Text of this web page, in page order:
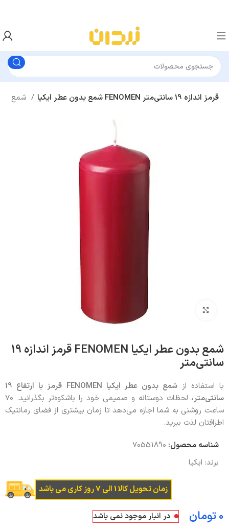
شمع شمع بدون عطر ایکیا FENOMEN قرمز اندازه 19 سانتی‌متر
شمع بدون عطر ایکیا FENOMEN قرمز اندازه 19
سانتی‌متر
با استفاده از شمع بدون عطر ایکیا FENOMEN قرمز با ارتفاع 19
سانتی‌متر،
لحظات دوستانه و صمیمی خود را باشکوه‌تر بگذرانید. ۷۰
ساعت روشنی به شما اجازه می‌دهد تا زمان بیشتری از فضای رمانتیک
اطرافتان لذت ببرید.
شناسه محصول: 70551890
برند: ایکیا
زمان تحویل کالا 1 الی 7 روز کاری می باشد
تومان
در انبار موجود نمی باشد